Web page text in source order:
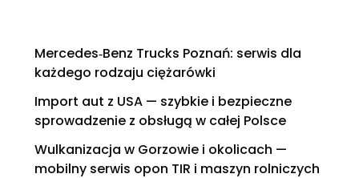
Mercedes‑Benz Trucks Poznań: serwis dla
każdego rodzaju ciężarówki
Import aut z USA — szybkie i bezpieczne
sprowadzenie z obsługą w całej Polsce
Wulkanizacja w Gorzowie i okolicach —
mobilny serwis opon TIR i maszyn rolniczych